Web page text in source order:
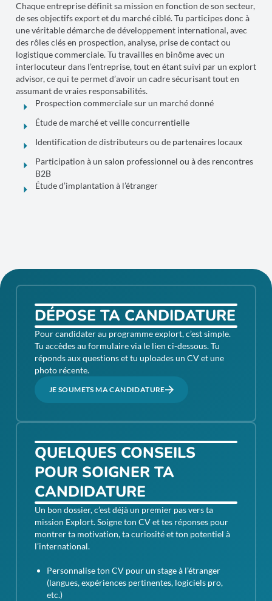
Chaque entreprise définit sa mission en fonction de son secteur,
de ses objectifs export et du marché ciblé. Tu participes donc à
une véritable démarche de développement international, avec
des rôles clés en prospection, analyse, prise de contact ou
logistique commerciale. Tu travailles en binôme avec un
interlocuteur dans l’entreprise, tout en étant suivi par un explort
advisor, ce qui te permet d’avoir un cadre sécurisant tout en
assumant de vraies responsabilités.
Prospection commerciale sur un marché donné
Étude de marché et veille concurrentielle
Identification de distributeurs ou de partenaires locaux
Participation à un salon professionnel ou à des rencontres
B2B
Étude d’implantation à l’étranger
DÉPOSE TA CANDIDATURE
Pour candidater au programme explort, c’est simple.
Tu accèdes au formulaire via le lien ci-dessous. Tu
réponds aux questions et tu uploades un CV et une
photo récente.
JE SOUMETS MA CANDIDATURE
QUELQUES CONSEILS
POUR SOIGNER TA
CANDIDATURE
Un bon dossier, c’est déjà un premier pas vers ta
mission Explort. Soigne ton CV et tes réponses pour
montrer ta motivation, ta curiosité et ton potentiel à
l’international.
Personnalise ton CV pour un stage à l’étranger
(langues, expériences pertinentes, logiciels pro,
etc.)